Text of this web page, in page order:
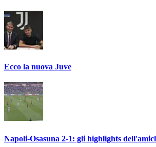
Ecco la nuova Juve
Napoli-Osasuna 2-1: gli highlights